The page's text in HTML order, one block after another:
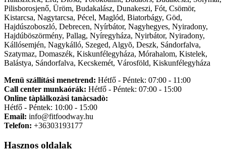
Pilisborosjenő, Üröm, Budakalász, Dunakeszi, Fót, Csömör,
Kistarcsa, Nagytarcsa, Pécel, Maglód, Biatorbágy, Göd,
Hajdúszoboszló, Debrecen, Nyírbátor, Nagyhegyes, Nyiradony,
Hajdúböszörmény, Pallag, Nyíregyháza, Nyirbátor, Nyiradony,
Kállósemjén, Nagykálló, Szeged, Algyõ, Deszk, Sándorfalva,
Szatymaz, Domaszék, Kiskunfélegyháza, Mórahalom, Kistelek,
Balástya, Sándorfalva, Kecskemét, Városföld, Kiskunfélegyháza
Menü szállítási menetrend: Hétfő - Péntek: 07:00 - 11:00
Call center munkaórák: Hétfő - Péntek: 07:00 - 15:00
Online tàplàlkozàsi tanàcsadò:
Hétfő - Péntek: 10:00 - 15:00
Email: info@fitfoodway.hu
Telefon: +36303193177
Hasznos oldalak